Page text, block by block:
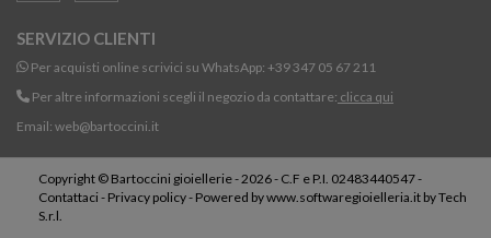
SERVIZIO CLIENTI
Per acquisti online scrivici su WhatsApp: +39 347 05 67 211
Per altre informazioni scegli il negozio da contattare: clicca qui
Email: web@bartoccini.it
Copyright © Bartoccini gioiellerie - 2026 - C.F e P.I. 02483440547 -
Contattaci - Privacy policy- Powered bywww.softwaregioielleria.it byTech
S.r.l.